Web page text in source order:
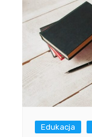
Edukacja